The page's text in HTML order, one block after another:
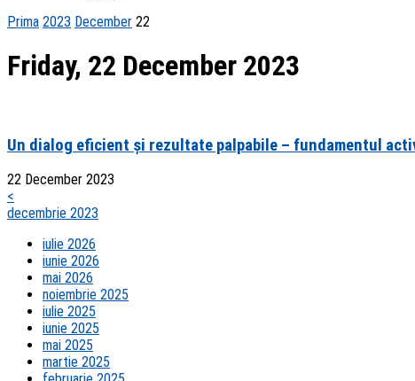
Prima 2023 December 22
Friday, 22 December 2023
Un dialog eficient și rezultate palpabile – fundamentul
22 December 2023
<
decembrie 2023
iulie 2026
iunie 2026
mai 2026
noiembrie 2025
iulie 2025
iunie 2025
mai 2025
martie 2025